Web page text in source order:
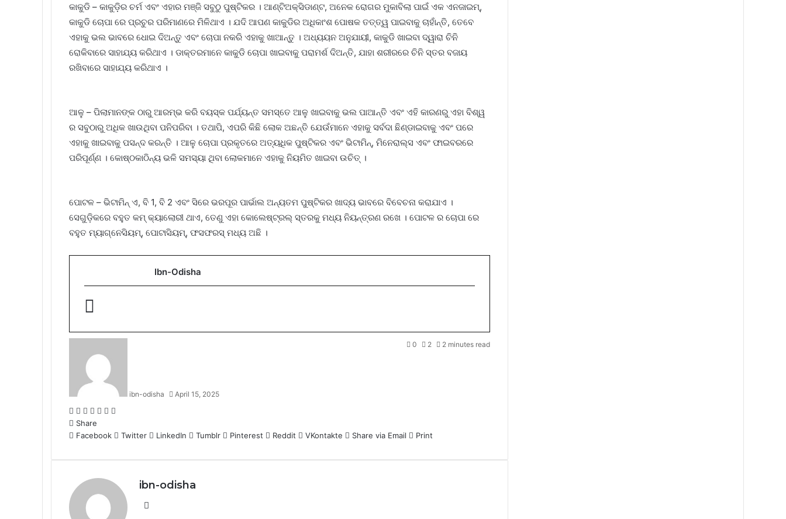
କାକୁଡି – କାକୁଡ଼ିର ଚର୍ମ ଏବଂ ଏହାର ମଞ୍ଜି ସବୁଠୁ ପୁଷ୍ଟିକର । ଆଣ୍ଟିଅକ୍ସିଡାଣ୍ଟ, ଅନେକ ରୋଗର ମୁକାବିଲା ପାଇଁ ଏକ ଏନଜାଇମ୍,
କାକୁଡି ଚୋପା ରେ ପ୍ରଚୁର ପରିମାଣରେ ମିଳିଥାଏ । ଯଦି ଆପଣ କାକୁଡିର ଅଧିକାଂଶ ପୋଷକ ତତ୍ତ୍ୱ ପାଇବାକୁ ଚାହାଁନ୍ତି, ତେବେ
ଏହାକୁ ଭଲ ଭାବରେ ଧୋଇ ଦିଅନ୍ତୁ ଏବଂ ଚୋପା ନକରି ଏହାକୁ ଖାଆନ୍ତୁ । ଅଧ୍ୟୟନ ଅନୁଯାୟୀ, କାକୁଡି ଖାଇବା ଦ୍ୱାରା ଚିନି
ରୋକିବାରେ ସାହାଯ୍ୟ କରିଥାଏ । ଡାକ୍ତରମାନେ କାକୁଡି ଚୋପା ଖାଇବାକୁ ପରାମର୍ଶ ଦିଅନ୍ତି, ଯାହା ଶରୀରରେ ଚିନି ସ୍ତର ବଜାୟ
ରଖିବାରେ ସାହାଯ୍ୟ କରିଥାଏ ।
ଆଳୁ – ପିଲାମାନଙ୍କ ଠାରୁ ଆରମ୍ଭ କରି ବୟସ୍କ ପର୍ଯ୍ୟନ୍ତ ସମସ୍ତେ ଆଳୁ ଖାଇବାକୁ ଭଲ ପାଆନ୍ତି ଏବଂ ଏହି କାରଣରୁ ଏହା ବିଶ୍ୱ
ର ସବୁଠାରୁ ଅଧିକ ଖାଉଥିବା ପନିପରିବା । ତଥାପି, ଏପରି କିଛି ଲୋକ ଅଛନ୍ତି ଯେଉଁମାନେ ଏହାକୁ ସର୍ବଦା ଛିଣ୍ଡାଇବାକୁ ଏବଂ ପରେ
ଏହାକୁ ଖାଇବାକୁ ପସନ୍ଦ କରନ୍ତି । ଆଳୁ ଚୋପା ପ୍ରକୃତରେ ଅତ୍ୟଧିକ ପୁଷ୍ଟିକର ଏବଂ ଭିଟାମିନ୍, ମିନେରାଲ୍ସ ଏବଂ ଫାଇବରରେ
ପରିପୂର୍ଣ୍ଣ । କୋଷ୍ଠକାଠିନ୍ୟ ଭଳି ସମସ୍ୟା ଥିବା ଲୋକମାନେ ଏହାକୁ ନିୟମିତ ଖାଇବା ଉଚିତ୍ ।
ପୋଟଳ – ଭିଟାମିନ୍ ଏ, ବି 1, ବି 2 ଏବଂ ସିରେ ଭରପୂର ପାର୍ଭାଲ ଅନ୍ୟତମ ପୁଷ୍ଟିକର ଖାଦ୍ୟ ଭାବରେ ବିବେଚନା କରାଯାଏ ।
ସେଗୁଡ଼ିକରେ ବହୁତ କମ୍ କ୍ୟାଲୋରୀ ଥାଏ, ତେଣୁ ଏହା କୋଲେଷ୍ଟ୍ରଲ୍ ସ୍ତରକୁ ମଧ୍ୟ ନିୟନ୍ତ୍ରଣ ରଖେ । ପୋଟଳ ର ଚୋପା ରେ
ବହୁତ ମ୍ୟାଗ୍ନେସିୟମ୍, ପୋଟାସିୟମ୍, ଫସଫରସ୍ ମଧ୍ୟ ଅଛି ।
Ibn-Odisha
ibn-odisha April 15, 2025
0 2 2 minutes read
Facebook
Twitter
LinkedIn
Tumblr
Pinterest
Reddit
Share
Facebook
Twitter LinkedIn Tumblr Pinterest Reddit VKontakte Share via Email Print
ibn-odisha
Website